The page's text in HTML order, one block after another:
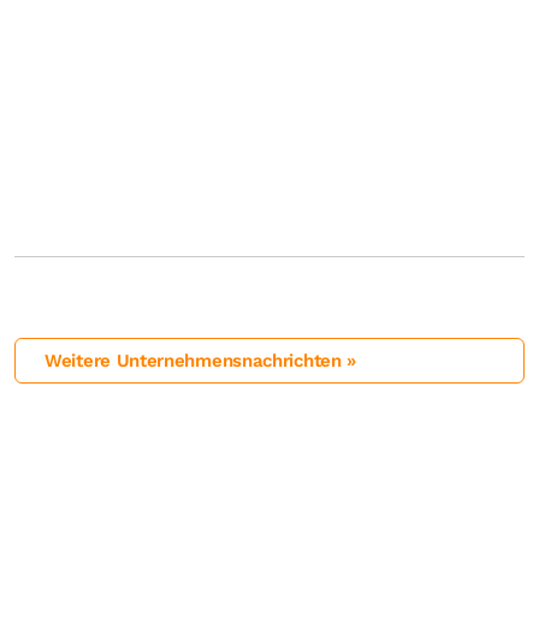
Weitere Unternehmensnachrichten »